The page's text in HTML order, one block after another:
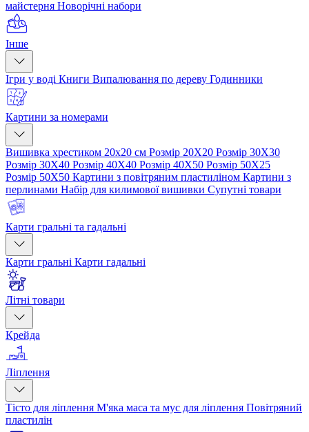
майстерня Новорічні набори
Інше
Ігри у воді Книги Випалювання по дереву Годинники
Картини за номерами
Вишивка хрестиком 20х20 см Розмір 20Х20 Розмір 30Х30
Розмір 30Х40 Розмір 40Х40 Розмір 40Х50 Розмір 50Х25
Розмір 50Х50 Картини з повітряним пластиліном Картини з
перлинами Набір для килимової вишивки Супутні товари
Карти гральні та гадальні
Карти гральні Карти гадальні
Літні товари
Крейда
Ліплення
Тісто для ліплення М'яка маса та мус для ліплення Повітряний
пластилін